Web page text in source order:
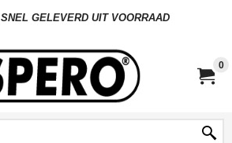
SNEL GELEVERD UIT VOORRAAD
0